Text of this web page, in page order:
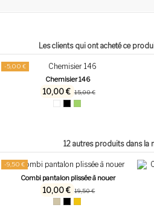
Les clients qui ont acheté ce
-5,00 €
Chemisier 146
10,00 € 15,00 €
12 autres produits dans la
-9,50 €
Combi pantalon plissée à nouer
10,00 € 19,50 €